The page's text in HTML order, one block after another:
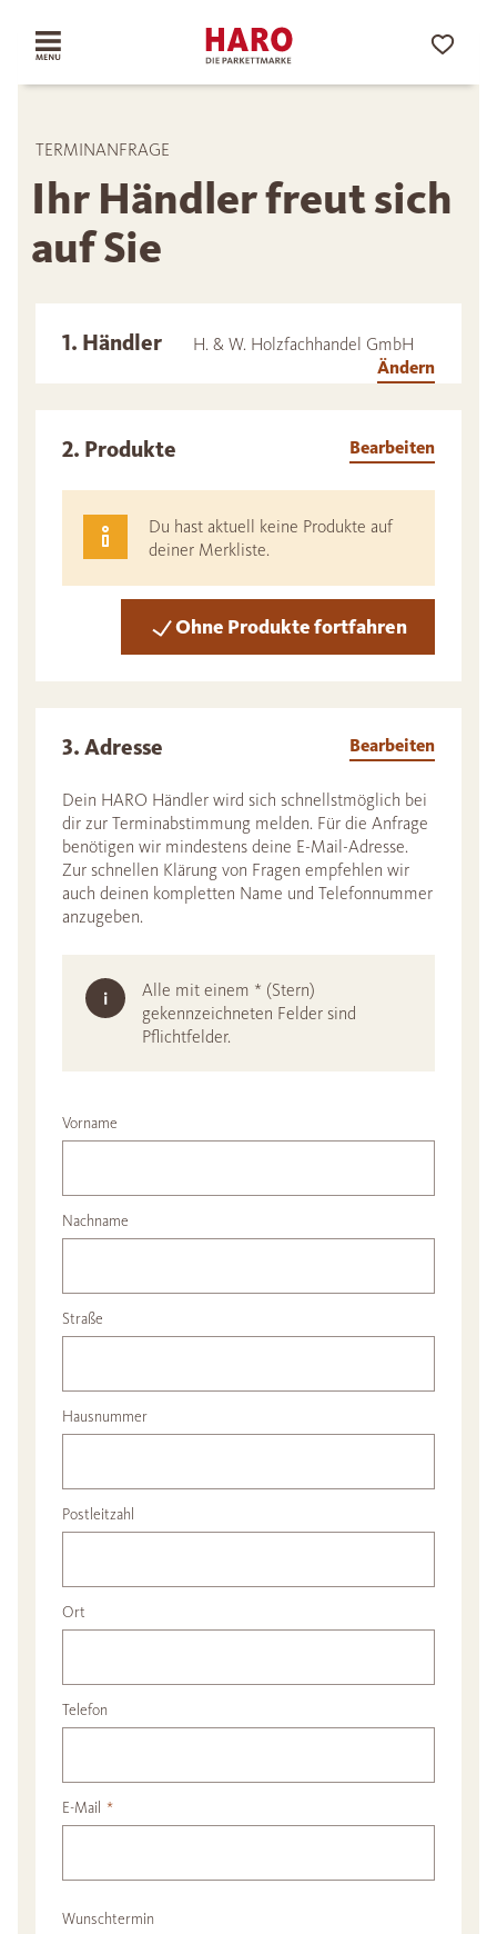
TERMINANFRAGE
Ihr Händler freut sich
auf Sie
1. Händler
H. & W. Holzfachhandel GmbH
Ändern
2. Produkte Bearbeiten
Du hast aktuell keine Produkte auf
deiner Merkliste.
Ohne Produkte fortfahren
3. Adresse Bearbeiten
Dein HARO Händler wird sich schnellstmöglich bei
dir zur Terminabstimmung melden. Für die Anfrage
benötigen wir mindestens deine E-Mail-Adresse.
Zur schnellen Klärung von Fragen empfehlen wir
auch deinen kompletten Name und Telefonnummer
anzugeben.
Alle mit einem * (Stern)
gekennzeichneten Felder sind
Pflichtfelder.
Vorname
Nachname
Straße
Hausnummer
Postleitzahl
Ort
Telefon
E-Mail *
Wunschtermin